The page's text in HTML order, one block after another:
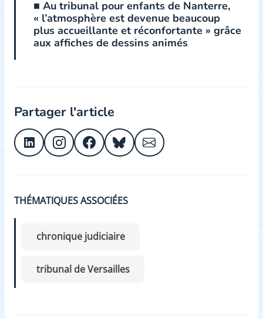
■ Au tribunal pour enfants de Nanterre,
« l’atmosphère est devenue beaucoup
plus accueillante et réconfortante » grâce
aux affiches de dessins animés
Partager l'article
THÉMATIQUES ASSOCIÉES
chronique judiciaire
tribunal de Versailles